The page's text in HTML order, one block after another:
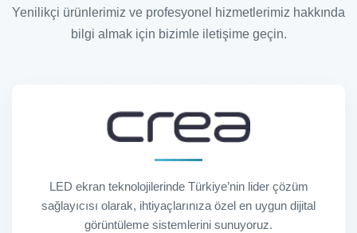
Yenilikçi ürünlerimiz ve profesyonel hizmetlerimiz hakkında
bilgi almak için bizimle iletişime geçin.
LED ekran teknolojilerinde Türkiye’nin lider çözüm
sağlayıcısı olarak, ihtiyaçlarınıza özel en uygun dijital
görüntüleme sistemlerini sunuyoruz.